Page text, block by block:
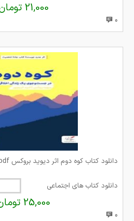
21,000 تومان
0
دانلود کتاب کوه دوم اثر دیوید بروکس pdf
دانلود کتاب های اجتماعی
25,000 تومان
0